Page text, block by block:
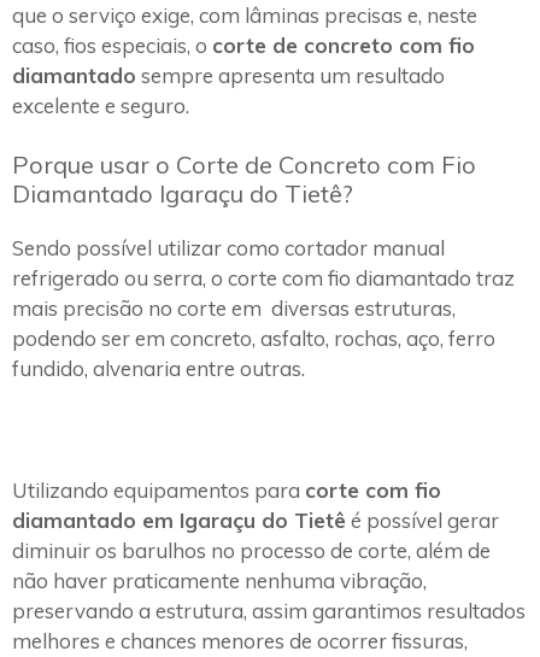
que o serviço exige, com lâminas precisas e, neste
caso, fios especiais, o corte de concreto com fio
diamantado sempre apresenta um resultado
excelente e seguro.
Porque usar o Corte de Concreto com Fio
Diamantado Igaraçu do Tietê?
Sendo possível utilizar como cortador manual
refrigerado ou serra, o corte com fio diamantado traz
mais precisão no corte em diversas estruturas,
podendo ser em concreto, asfalto, rochas, aço, ferro
fundido, alvenaria entre outras.
Utilizando equipamentos para corte com fio
diamantado em Igaraçu do Tietê é possível gerar
diminuir os barulhos no processo de corte, além de
não haver praticamente nenhuma vibração,
preservando a estrutura, assim garantimos resultados
melhores e chances menores de ocorrer fissuras,